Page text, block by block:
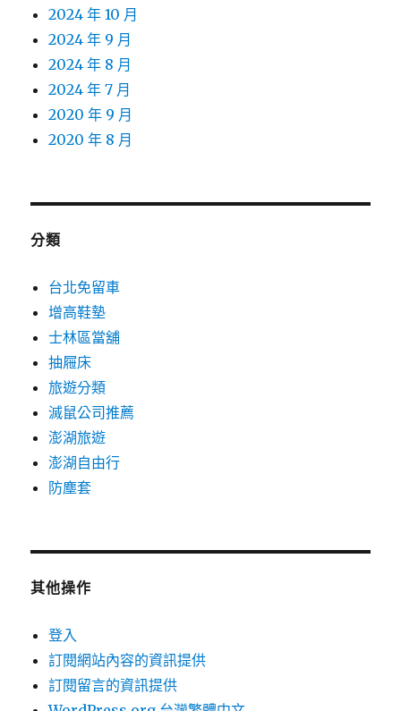
2024 年 10 月
2024 年 9 月
2024 年 8 月
2024 年 7 月
2020 年 9 月
2020 年 8 月
分類
台北免留車
增高鞋墊
士林區當舖
抽屜床
旅遊分類
滅鼠公司推薦
澎湖旅遊
澎湖自由行
防塵套
其他操作
登入
訂閱網站內容的資訊提供
訂閱留言的資訊提供